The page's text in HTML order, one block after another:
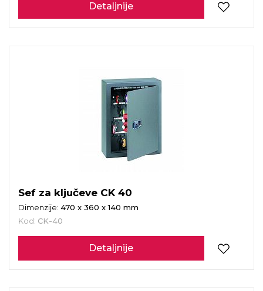
Detaljnije
Sef za ključeve CK 40
Dimenzije: 470 x 360 x 140 mm
Kod: CK-40
Detaljnije